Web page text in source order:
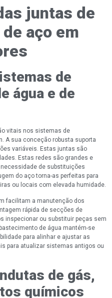
juntas de
aço em
de
água e de
vitais nos sistemas de
A sua conceção robusta suporta
variáveis. Estas juntas são
Estas redes são grandes e
de substituições
do aço torna-as perfeitas para
ou locais com elevada humidade.
facilitam a manutenção dos
rápida de secções de
inspecionar ou substituir peças sem
de água mantém-se
para alinhar e ajustar as
para atualizar sistemas antigos ou
de gás,
químicos